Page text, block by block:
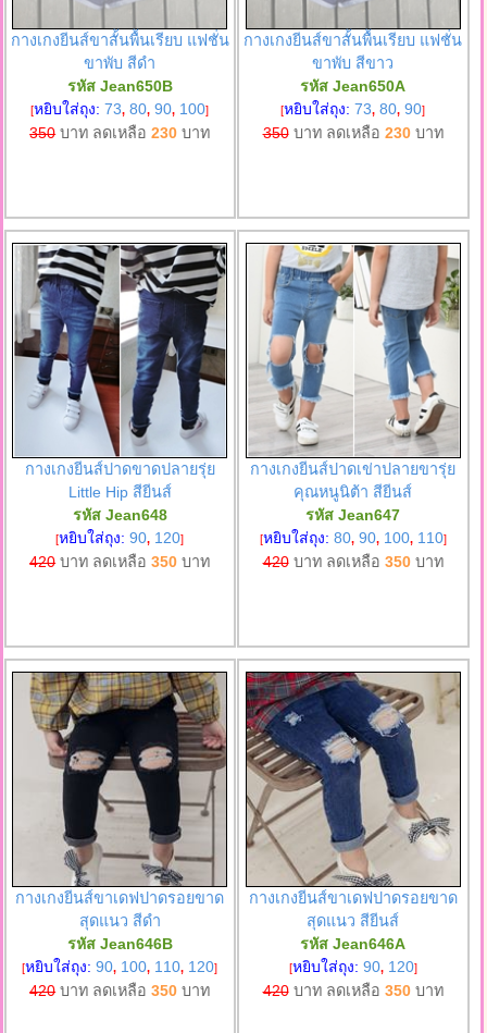
กางเกงยีนส์ขาสั้นพื้นเรียบ แฟชั่น
ขาพับ สีดำ
รหัส Jean650B
[หยิบใส่ถุง:73, 80, 90, 100]
350บาท ลดเหลือ230 บาท
กางเกงยีนส์ขาสั้นพื้นเรียบ แฟชั่น
ขาพับ สีขาว
รหัส Jean650A
[หยิบใส่ถุง:73, 80, 90]
350บาท ลดเหลือ 230บาท
กางเกงยีนส์ปาดขาดปลายรุ่ย
Little Hip สียีนส์
รหัส Jean648
[หยิบใส่ถุง:90, 120]
420บาท ลดเหลือ350 บาท
กางเกงยีนส์ปาดเข่าปลายขารุ่ย
คุณหนูนิต้า สียีนส์
รหัส Jean647
[หยิบใส่ถุง: 80, 90, 100, 110]
420บาท ลดเหลือ 350บาท
กางเกงยีนส์ขาเดฟปาดรอยขาด
สุดแนว สีดำ
รหัส Jean646B
[หยิบใส่ถุง:90, 100, 110, 120]
420บาท ลดเหลือ350 บาท
กางเกงยีนส์ขาเดฟปาดรอยขาด
สุดแนว สียีนส์
รหัส Jean646A
[หยิบใส่ถุง: 90, 120]
420บาท ลดเหลือ 350บาท